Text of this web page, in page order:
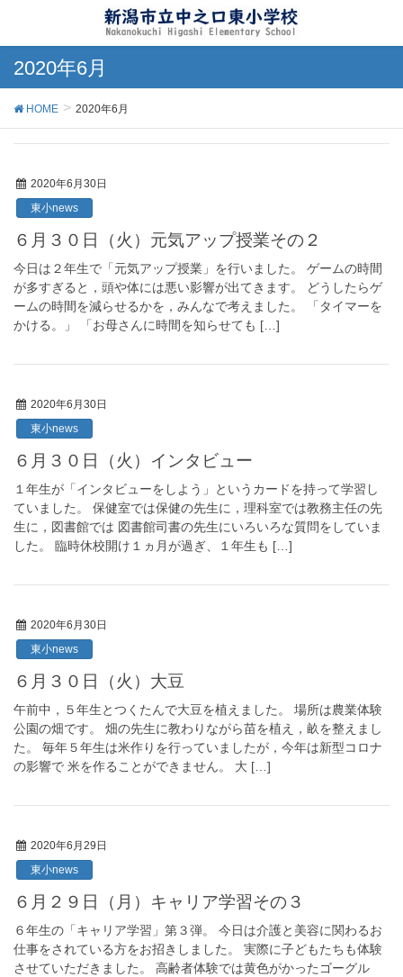
2020年6月
HOME 2020年6月
2020年6月30日
東小news
６月３０日（火）元気アップ授業その２
今日は２年生で「元気アップ授業」を行いました。 ゲームの時間
が多すぎると，頭や体には悪い影響が出てきます。 どうしたらゲ
ームの時間を減らせるかを，みんなで考えました。 「タイマーを
かける。」 「お母さんに時間を知らせても […]
2020年6月30日
東小news
６月３０日（火）インタビュー
１年生が「インタビューをしよう」というカードを持って学習し
ていました。 保健室では保健の先生に，理科室では教務主任の先
生に，図書館では 図書館司書の先生にいろいろな質問をしていま
した。 臨時休校開け１ヵ月が過ぎ、１年生も […]
2020年6月30日
東小news
６月３０日（火）大豆
午前中，５年生とつくたんで大豆を植えました。 場所は農業体験
公園の畑です。 畑の先生に教わりながら苗を植え，畝を整えまし
た。 毎年５年生は米作りを行っていましたが，今年は新型コロナ
の影響で 米を作ることができません。 大 […]
2020年6月29日
東小news
６月２９日（月）キャリア学習その３
６年生の「キャリア学習」第３弾。 今日は介護と美容に関わるお
仕事をされている方をお招きしました。 実際に子どもたちも体験
させていただきました。 高齢者体験では黄色がかったゴーグル